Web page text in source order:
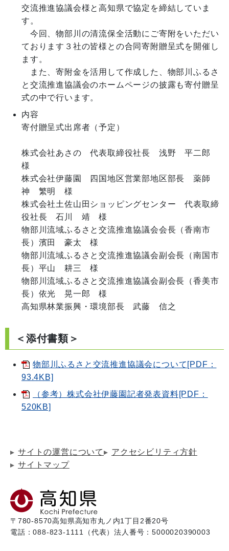
交流推進協議会様と高知県で協定を締結していま
す。
今回、物部川の清流保全活動にご寄附をいただい
ております３社の皆様との合同寄附贈呈式を開催し
ます。
また、寄附金を活用して作成した、物部川ふるさ
と交流推進協議会のホームページの披露も寄付贈呈
式の中で行います。
内容
寄付贈呈式出席者（予定）
株式会社あさの　代表取締役社長　浅野　平二郎
様
株式会社伊藤園　四国地区営業部地区部長　薬師
神　繁明　様
株式会社土佐山田ショッピングセンター　代表取締
役社長　石川　靖　様
物部川流域ふるさと交流推進協議会会長（香南市
長）濱田　豪太　様
物部川流域ふるさと交流推進協議会副会長（南国市
長）平山　耕三　様
物部川流域ふるさと交流推進協議会副会長（香美市
長）依光　晃一郎　様
＜添付書類＞
物部川ふるさと交流推進協議会について[PDF：
93.4KB]
（参考）株式会社伊藤園記者発表資料[PDF：
520KB]
サイトの運営について
アクセシビリティ方針
サイトマップ
〒780-8570高知県高知市丸ノ内1丁目2番20号
電話：088-823-1111（代表）法人番号：5000020390003